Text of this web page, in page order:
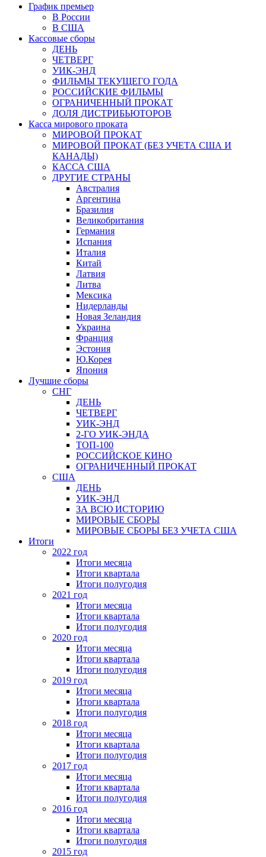
График премьер
В России
В США
Кассовые сборы
ДЕНЬ
ЧЕТВЕРГ
УИК-ЭНД
ФИЛЬМЫ ТЕКУЩЕГО ГОДА
РОССИЙСКИЕ ФИЛЬМЫ
ОГРАНИЧЕННЫЙ ПРОКАТ
ДОЛЯ ДИСТРИБЬЮТОРОВ
Касса мирового проката
МИРОВОЙ ПРОКАТ
МИРОВОЙ ПРОКАТ (БЕЗ УЧЕТА США И
КАНАДЫ)
КАССА США
ДРУГИЕ СТРАНЫ
Австралия
Аргентина
Бразилия
Великобритания
Германия
Испания
Италия
Китай
Латвия
Литва
Мексика
Нидерланды
Новая Зеландия
Украина
Франция
Эстония
Ю.Корея
Япония
Лучшие сборы
СНГ
ДЕНЬ
ЧЕТВЕРГ
УИК-ЭНД
2-ГО УИК-ЭНДА
ТОП-100
РОССИЙСКОЕ КИНО
ОГРАНИЧЕННЫЙ ПРОКАТ
США
ДЕНЬ
УИК-ЭНД
ЗА ВСЮ ИСТОРИЮ
МИРОВЫЕ СБОРЫ
МИРОВЫЕ СБОРЫ БЕЗ УЧЕТА США
Итоги
2022 год
Итоги месяца
Итоги квартала
Итоги полугодия
2021 год
Итоги месяца
Итоги квартала
Итоги полугодия
2020 год
Итоги месяца
Итоги квартала
Итоги полугодия
2019 год
Итоги месяца
Итоги квартала
Итоги полугодия
2018 год
Итоги месяца
Итоги квартала
Итоги полугодия
2017 год
Итоги месяца
Итоги квартала
Итоги полугодия
2016 год
Итоги месяца
Итоги квартала
Итоги полугодия
2015 год